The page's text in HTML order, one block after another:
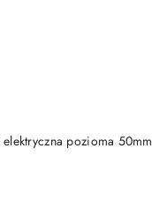
pozioma 50mm